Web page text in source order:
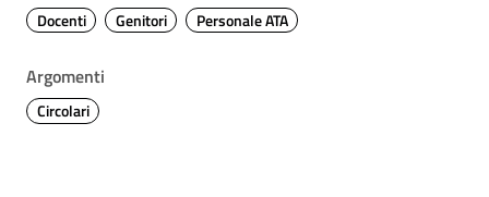
Docenti Genitori Personale ATA
Argomenti
Circolari